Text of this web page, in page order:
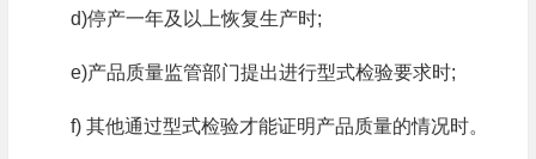
d)停产一年及以上恢复生产时;
e)产品质量监管部门提出进行型式检验要求时;
f) 其他通过型式检验才能证明产品质量的情况时。